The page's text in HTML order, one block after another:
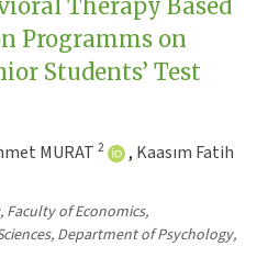
Therapy Based
Programms on
Students’ Test
MURAT 2 , Kaasım Fatih
of Economics,
Department of Psychology,